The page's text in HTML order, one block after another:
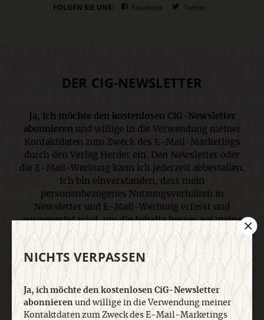
FOLGEN SIE UNS: Facebook Twitter
DER CIG-NEWSLETTER
Ja, ich möchte den kostenlosen CiG-Newsletter
abonnierenund willige in die Verwendung meiner
Kontaktdaten zum Zweck des E-Mail-Marketings
durch den Verlag Herder ein. Den Newsletter oder
die E-Mail-Werbung kann ich jederzeit abbestellen.
Ich bin einverstanden, dass mein
personenbezogenes Nutzungsverhalten in
Newsletter und E-Mail-Werbung erfasst und
ausgewertet wird, um die Inhalte besser auf meine
Interessen auszurichten. Über einen Link in
Newsletter oder E-Mail kann ich diese Funktion
jederzeit ausschalten. Weiterführende
Informationen finden Sie in unseren
Datenschutzhinweisen.
NICHTS VERPASSEN
Ja, ich möchte den kostenlosen CiG-Newsletter
abonnierenund willige in die Verwendung meiner
Kontaktdaten zum Zweck des E-Mail-Marketings